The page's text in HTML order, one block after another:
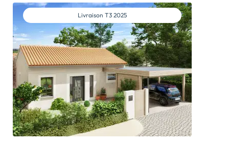
Charente-Maritime, ANAIS est idéalement situé à
moins de 15mins de Ferrière d'Aunis et 30mins du
centre-ville de La Rochelle ! Dans une opération de 9
lots, au calme découvrez le dernier terrain disponible
et prêt à construire immédiatement. Entourée
d'espaces naturels et située dans un cadre de vie
privilégié, la commune profite de l'attractivité des villes
limitrophes pour bénéficier de commerces de
proximité qui offrent tous les commerces et
infrastructures nécessaires au quotidien (boulangerie,
boucherie, service postal, banque, services de santé,
établissements scolaires, maternelle et primaire).
N'attendez plus et faites construire la maison […] Voir le
Livraison T3 2025